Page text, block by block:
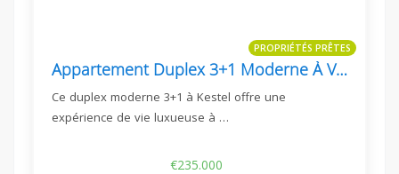
PROPRIÉTÉS PRÊTES
Appartement Duplex 3+1 Moderne À Vendre À Kestel - Pia Royal Residence
Ce duplex moderne 3+1 à Kestel offre une
expérience de vie luxueuse à …
€235.000